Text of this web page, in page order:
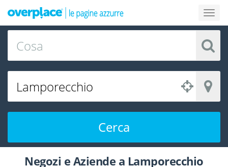
Cerca
Negozi e Aziende a Lamporecchio